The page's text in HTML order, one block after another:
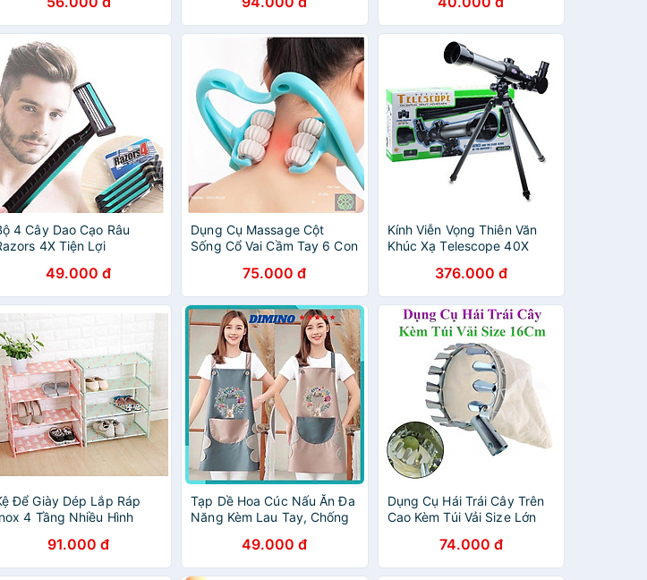
4 Cây Dao Cạo Râu
4X Tiện Lợi
49.000 đ
Dụng Cụ Massage Cột
Sống Cổ Vai Cầm Tay 6 Con
Máy Massage75.000 đ
Kính Viễn Vọng Thiên Văn
Khúc Xạ Telescope 40X
Bé Khám Phá Thế Giới
376.000 đ
Để Giày Dép Lắp Ráp
4 Tầng Nhiều Hình
91.000 đ
Tạp Dề Hoa Cúc Nấu Ăn Đa
Năng Kèm Lau Tay, Chống
Thấm Nước (47x 70x 72
cm) Chống Nước Đồng
49.000 đ
Dụng Cụ Hái Trái Cây Trên
Cao Kèm Túi Vải Size Lớn
74.000 đ